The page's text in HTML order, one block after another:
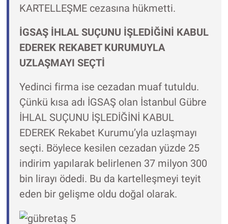
KARTELLEŞME cezasına hükmetti.
İGSAŞ İHLAL SUÇUNU İŞLEDİĞİNİ KABUL
EDEREK REKABET KURUMUYLA
UZLAŞMAYI SEÇTİ
Yedinci firma ise cezadan muaf tutuldu.
Çünkü kısa adı İGSAŞ olan İstanbul Gübre
İHLAL SUÇUNU İŞLEDİĞİNİ KABUL
EDEREK Rekabet Kurumu’yla uzlaşmayı
seçti. Böylece kesilen cezadan yüzde 25
indirim yapılarak belirlenen 37 milyon 300
bin lirayı ödedi. Bu da kartelleşmeyi teyit
eden bir gelişme oldu doğal olarak.